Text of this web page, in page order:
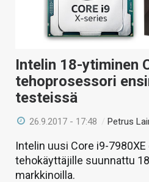
VAIHDA TEEMA
HAKU
Intelin 18-ytiminen
tehoprosessori
testeissä
26.9.2017 - 17:48 /Petrus
Intelin uusi Core i9-
tehokäyttäjille suunnattu
markkinoilla.